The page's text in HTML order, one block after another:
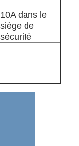
10A dans le
siège de
sécurité